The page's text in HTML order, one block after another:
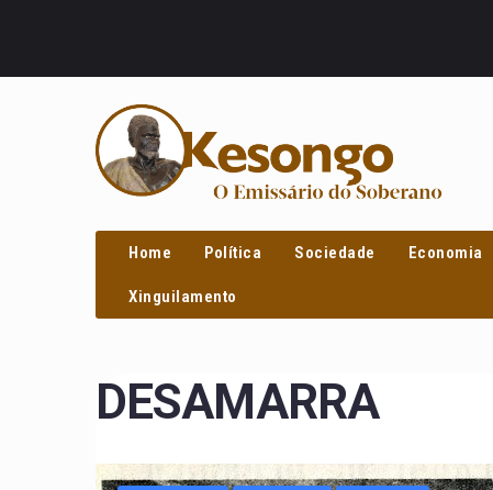
Home Política Sociedade Economia
Xinguilamento
DESAMARRA
PROCURAR